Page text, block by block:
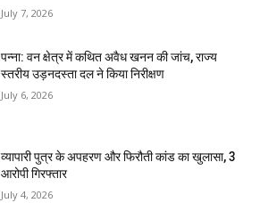
July 7, 2026
पन्ना: वन क्षेत्र में कथित अवैध खनन की जांच, राज्य
स्तरीय उड़नदस्ता दल ने किया निरीक्षण
July 6, 2026
व्यापारी पुत्र के अपहरण और फिरौती कांड का खुलासा, 3
आरोपी गिरफ्तार
July 4, 2026